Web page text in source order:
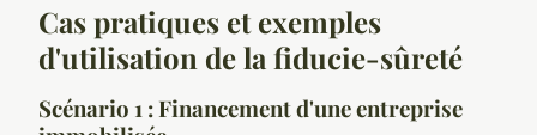
Cas pratiques et exemples
d'utilisation de la fiducie-sûreté
Scénario 1 : Financement d'une entreprise